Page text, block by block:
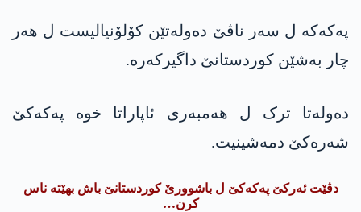
پەکەکە ل سەر ناڤێ دەولەتێن کۆلۆنیالیست ل ھەر
چار بەشێن کوردستانێ داگیرکەرە.
دەولەتا ترک ل ھەمبەری ئاپاراتا خوە پەکەکێ
شەرەکێ دمەشینیت.
دڤێت ئەرکێ پەکەکێ ل باشوورێ کوردستانێ باش بهێتە ناس
کرن…